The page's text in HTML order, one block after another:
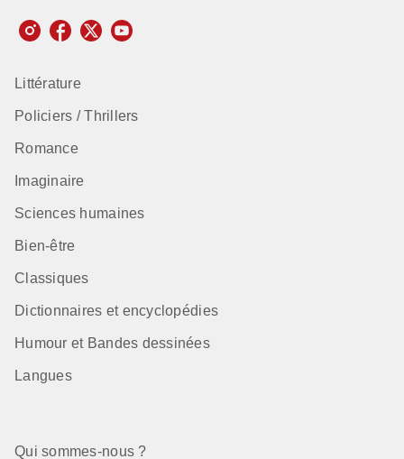
Littérature
Policiers / Thrillers
Romance
Imaginaire
Sciences humaines
Bien-être
Classiques
Dictionnaires et encyclopédies
Humour et Bandes dessinées
Langues
Qui sommes-nous ?